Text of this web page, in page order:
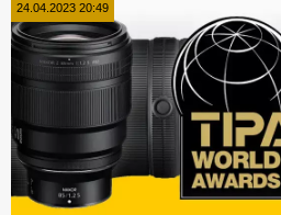
24.04.2023 20:49